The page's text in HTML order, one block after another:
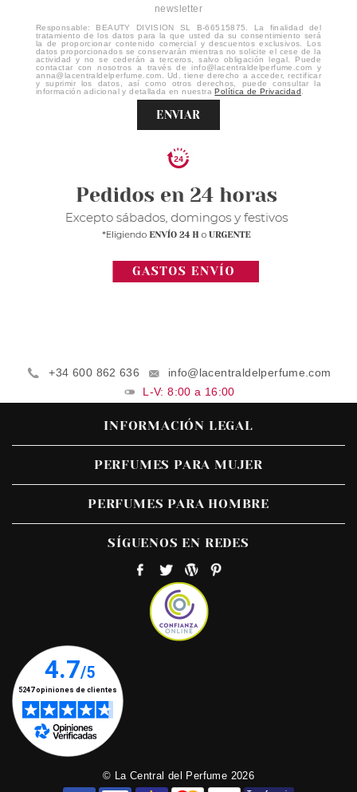
newsletter
Responsable: BEAUTY DIVISION SL B-66515875. La finalidad del
tratamiento de los datos para la que usted da su consentimiento será
la de proporcionar contenido comercial y descuentos exclusivos. Los
datos proporcionados se conservarán mientras no solicite el cese de la
actividad y no se cederán a terceros, salvo obligación legal. Puede
contactar con nosotros a través de info@lacentraldelperfume.com y
anna@lacentraldelperfume.com. Ud. tiene derecho a acceder, rectificar
y suprimir los datos, así como otros derechos, puede consultar la
información adicional y detallada en nuestraPolítica de Privacidad
ENVIAR
+34 600 862 636
info@lacentraldelperfume.com
L-V: 8:00 a 16:00
INFORMACIÓN LEGAL
PERFUMES PARA MUJER
PERFUMES PARA HOMBRE
SÍGUENOS EN REDES
© La Central del Perfume 2026